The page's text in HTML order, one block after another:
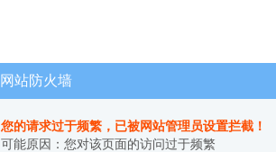
网站防火墙
您的请求过于频繁，已被网站管理员设置拦截！
可能原因：您对该页面的访问过于频繁